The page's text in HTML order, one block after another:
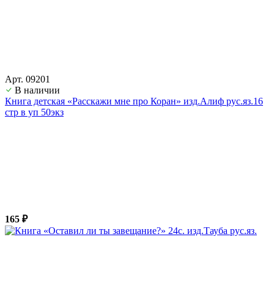
Арт. 09201
В наличии
Книга детская «Расскажи мне про Коран» изд.Алиф рус.яз.16
стр в уп 50экз
165 ₽